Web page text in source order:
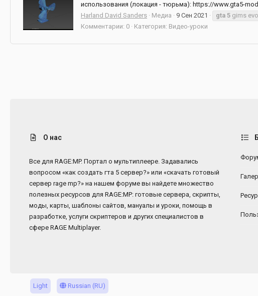
использования (локация - тюрьма): https://www.gta5-
Harland David Sanders
Медиа 9 Сен 2021 gta 5 gims evo
Комментарии: 0
Категория: Видео-уроки
О нас
Все для RAGE:MP. Портал о мультиплеере. Задавались
вопросом «как создать гта 5 сервер?» или «скачать готовый
сервер rage mp?» на нашем форуме вы найдете множество
полезных ресурсов для RAGE:MP: готовые сервера, скрипты,
моды, карты, шаблоны сайтов, мануалы и уроки, помощь в
разработке, услуги скриптеров и других специалистов в
сфере RAGE Multiplayer.
Light Russian (RU)